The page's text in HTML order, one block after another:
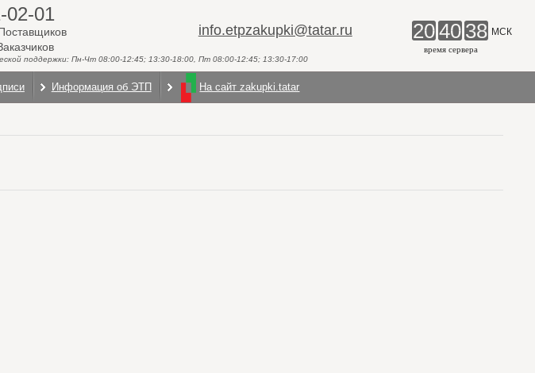
02-01
info.etpzakupki@tatar.ru
поддержки: Пн-Чт 08:00-12:45; 13:30-18:00, Пт 08:00-12:45; 13:30-17:00
2040 38 МСК
время сервера
Информация об ЭТП На сайт zakupki.tatar